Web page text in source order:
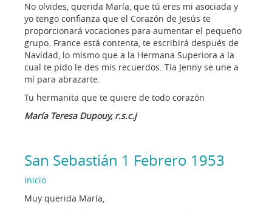
No olvides, querida María, que tú eres mi asociada y
yo tengo confianza que el Corazón de Jesús te
proporcionará vocaciones para aumentar el pequeño
grupo. France está contenta, te escribirá después de
Navidad, lo mismo que a la Hermana Superiora a la
cual te pido le des mis recuerdos. Tía Jenny se une a
mí para abrazarte.
Tu hermanita que te quiere de todo corazón
María Teresa Dupouy, r.s.c.j
San Sebastián 1 Febrero 1953
Inicio
Muy querida María,